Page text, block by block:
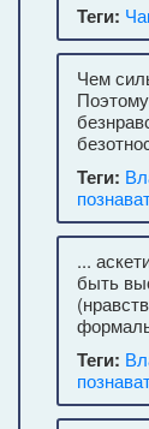
Теги:
Чем
Теги:
...
быть
Теги: